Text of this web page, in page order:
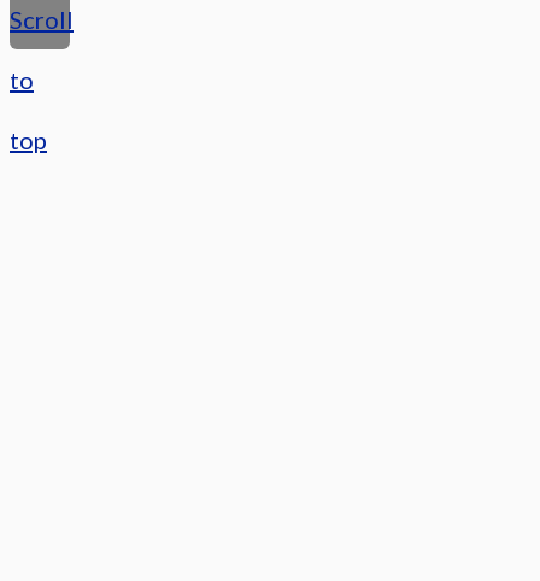
Scroll
to
top